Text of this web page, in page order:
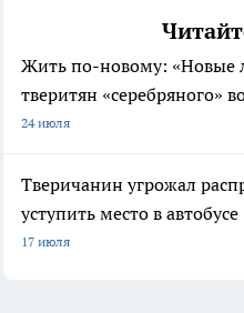
Жить по-новому: «Новые
тверитян «серебряного»
24 июля
Тверичанин угрожал
уступить место в автобусе
17 июля